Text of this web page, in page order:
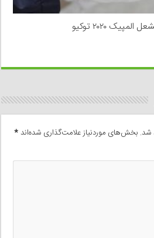
۲۰۲۰ توکیو
شد. بخش‌های موردنیاز علامت‌گذاری شده‌اند*